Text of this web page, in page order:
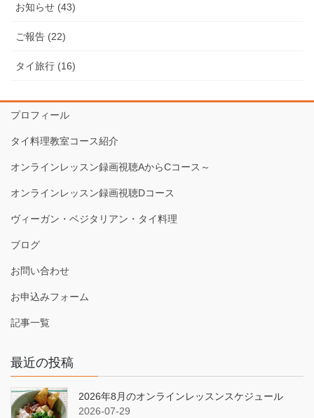
お知らせ (43)
ご報告 (22)
タイ旅行 (16)
プロフィール
タイ料理教室コース紹介
オンラインレッスン録画視聴AからCコース～
オンラインレッスン録画視聴Dコース
ヴィーガン・ベジタリアン・タイ料理
ブログ
お問い合わせ
お申込みフォーム
記事一覧
最近の投稿
2026年8月のオンラインレッスンスケジュール
2026-07-29